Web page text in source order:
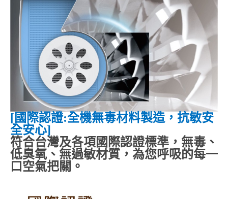
[國際認證:全機無毒材料製造，抗敏安
全安心]
符合台灣及各項國際認證標準，無毒、
低臭氧、無過敏材質，為您呼吸的每一
口空氣把關。